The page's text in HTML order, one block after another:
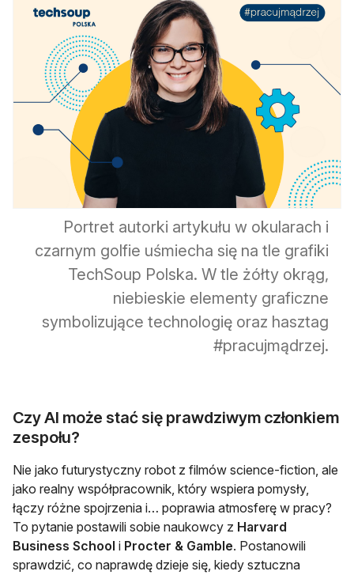
Portret autorki artykułu w okularach i
czarnym golfie uśmiecha się na tle grafiki
TechSoup Polska. W tle żółty okrąg,
niebieskie elementy graficzne
symbolizujące technologię oraz hasztag
#pracujmądrzej.
Czy AI może stać się prawdziwym członkiem
zespołu?
Nie jako futurystyczny robot z filmów science-fiction, ale
jako realny współpracownik, który wspiera pomysły,
łączy różne spojrzenia i… poprawia atmosferę w pracy?
To pytanie postawili sobie naukowcy z Harvard
Business School i Procter & Gamble. Postanowili
sprawdzić, co naprawdę dzieje się, kiedy sztuczna